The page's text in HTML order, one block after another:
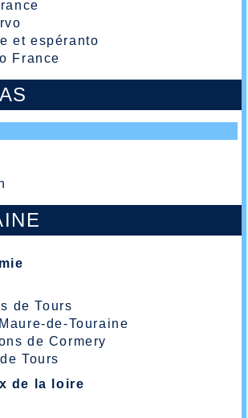
et espéranto
France
de Tours
de-Touraine
de Cormery
Tours
de la loire